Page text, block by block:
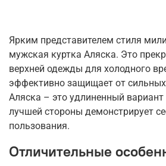
Ярким представителем стиля
мужская куртка Аляска. Это
верхней одежды для холодного
эффективно защищает от
Аляска – это удлиненный вариант
лучшей стороны демонстрирует
пользования.
Отличительные